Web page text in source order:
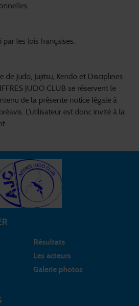
les lois françaises.
de Judo, Jujitsu, Kendo et Disciplines
JUDO CLUB se réservent le
de la présente notice légale à
L’utilisateur est donc invité à la
Résultats
Les acteurs
Galerie photos